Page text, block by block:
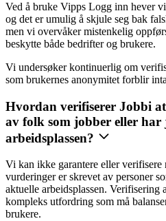
Ved å bruke Vipps Logg inn hever
og det er umulig å skjule seg bak
men vi overvåker mistenkelig
beskytte både bedrifter og brukere.
Vi undersøker kontinuerlig om
som brukernes anonymitet forblir
Hvordan verifiserer Jobbi
av folk som jobber eller har
arbeidsplassen?
Vi kan ikke garantere eller verifisere
vurderinger er skrevet av personer
aktuelle arbeidsplassen. Verifisering
kompleks utfordring som må
brukere.